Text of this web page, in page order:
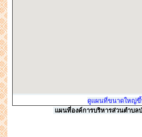
ดูแผนที่ขนาดใหญ่
แผนที่องค์การบริหารส่วนตำบล